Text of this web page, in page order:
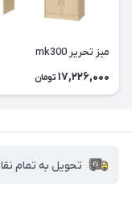
میز تحریر mk300
17,226,000 تومان
تحویل به تمام